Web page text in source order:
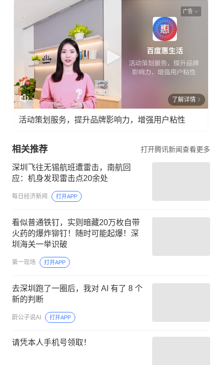
广告
了解详情
活动策划服务，提升品牌影响力，增强用户粘性
相关推荐 打开腾讯新闻查看更多
深圳飞往无锡航班遭雷击，南航回
应：机身发现雷击点20余处
每日经济新闻 打开APP
看似普通铁钉，实则暗藏20万枚自带
火药的爆炸铆钉！随时可能起爆！深
圳海关一举识破
第一现场 打开APP
去深圳跑了一圈后，我对 AI 有了 8 个
新的判断
蔚公子说AI 打开APP
请凭本人手机号领取！